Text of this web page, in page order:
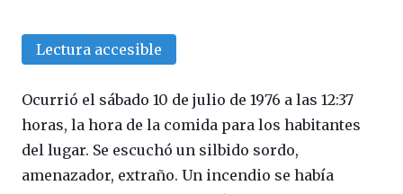
Lectura accesible
Ocurrió el sábado 10 de julio de 1976 a las 12:37
horas, la hora de la comida para los habitantes
del lugar. Se escuchó un silbido sordo,
amenazador, extraño. Un incendio se había